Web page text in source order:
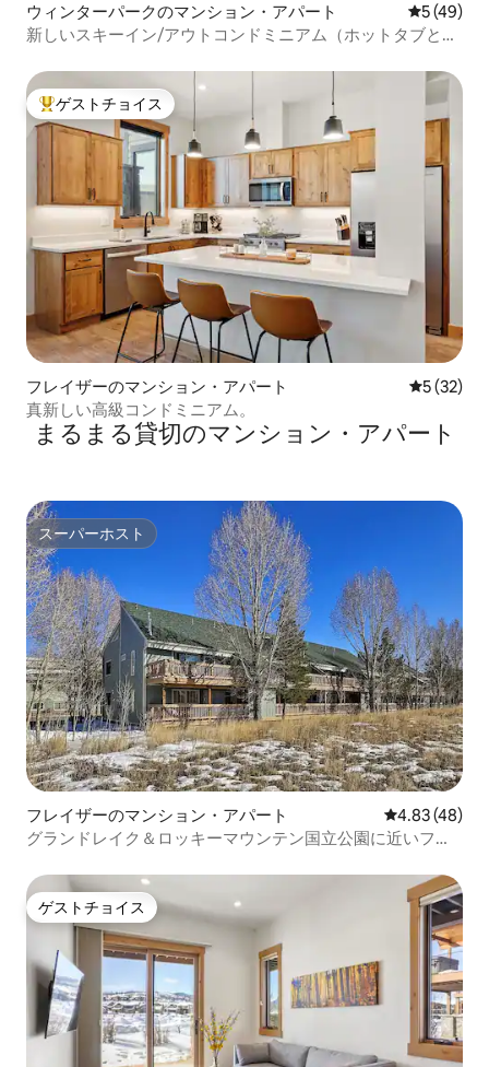
ウィンターパークのマンション・アパート レビュー
5 (49)
新しいスキーイン/アウトコンドミニアム（ホットタブとバ
大好評のゲストチョイスです。
ゲストチョイス
フレイザーのマンション・アパート レビュー
5 (32)
真新しい高級コンドミニアム。
まるまる貸切のマンション・アパート
スーパーホスト
スーパーホスト
フレイザーのマンション・アパート レビュー48
4.83 (48)
グランドレイク＆ロッキーマウンテン国立公園に近いフレ
ゲストチョイス
ゲストチョイス